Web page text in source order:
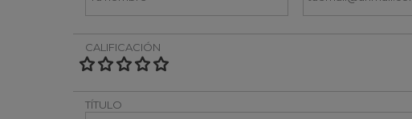
CALIFICACIÓN
TÍTULO